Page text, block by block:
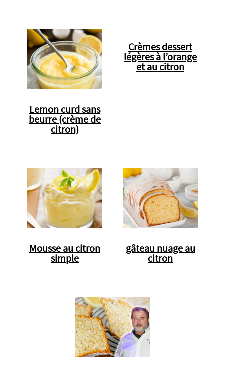
Lemon curd sans
beurre (crème de
citron)
Crèmes dessert
légères à l’orange
et au citron
Mousse au citron
simple
gâteau nuage au
citron